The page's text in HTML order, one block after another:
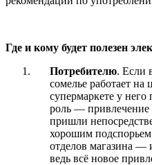
Где и кому будет полезен
Потребителю. Если
сомелье работает на
супермаркете у него
роль —
пришли
хорошим
отделов магазина —
ведь всё новое